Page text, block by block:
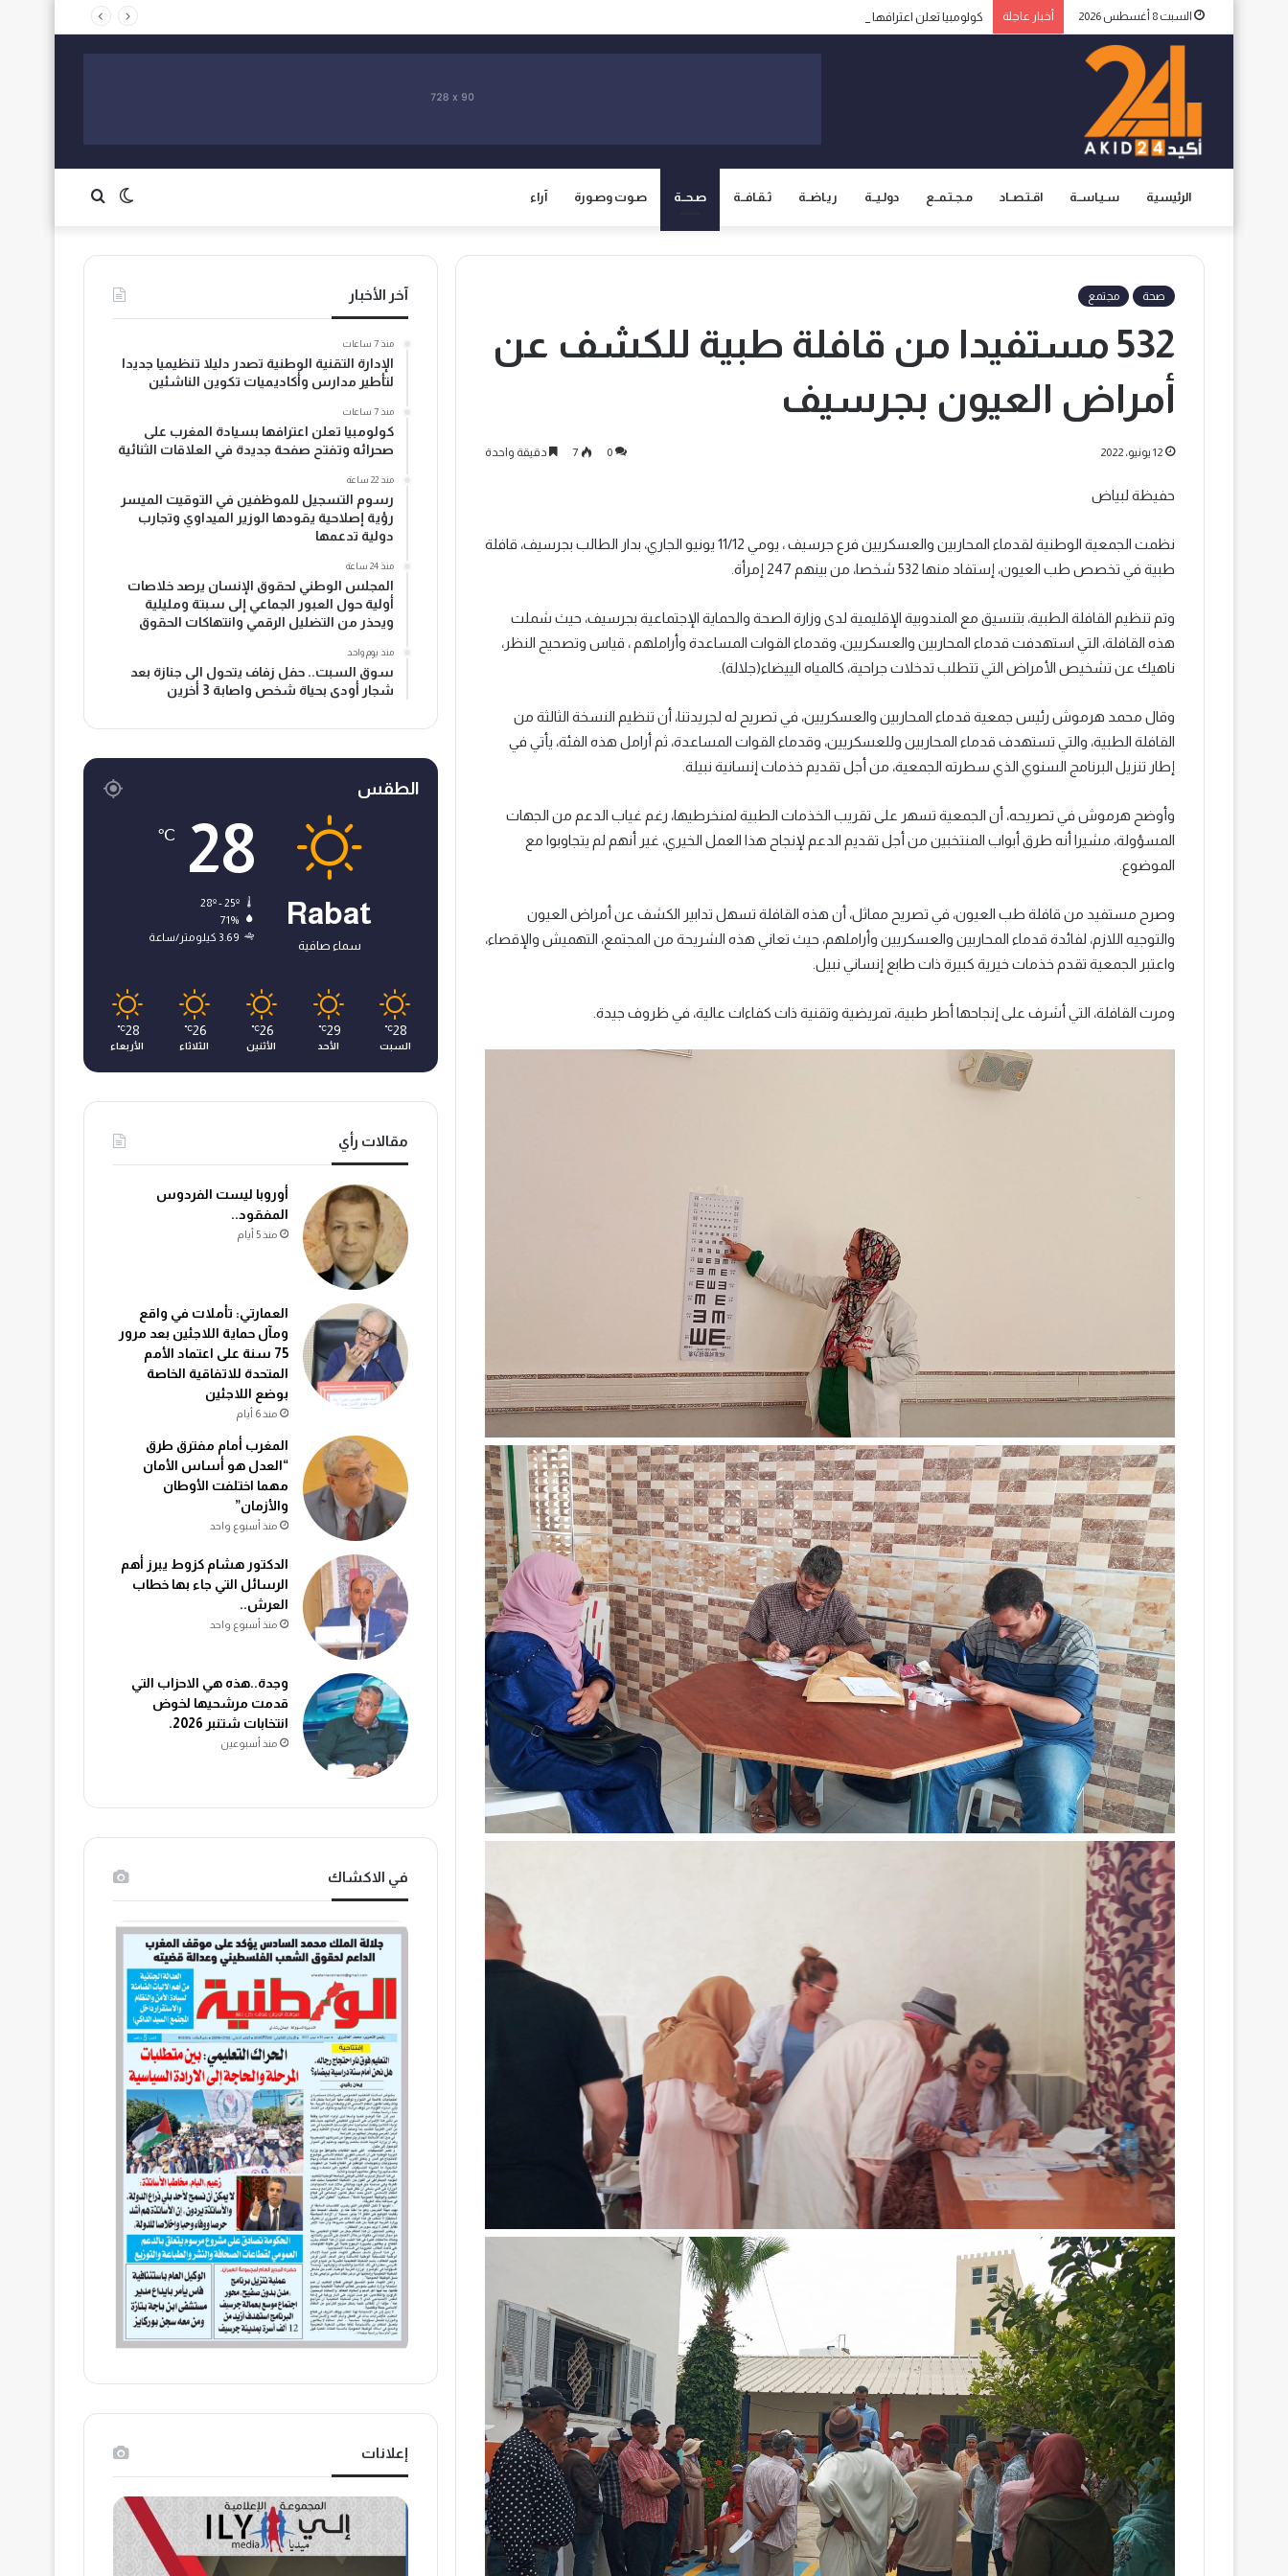
السبت 8 أغسطس 2026 أخبار عاجلة كولومبيا تعلن اعترافها بسيادة المغرب على صحرائه وتفتح صفحة جديدة في العلاقات الثنائية
الرئيسية سـيـاســة اقـتـصــاد مـجـتـمــع دولـيــة ريـاضــة ثـقـافــة صـحــة صـوت وصـورة آراء الوضع
المظلم
صحة مجتمع
532 مستفيدا من قافلة طبية للكشف عن
أمراض العيون بجرسيف
12 يونيو، 2022 0
7 دقيقة واحدة
حفيظة لبياض
نظمت الجمعية الوطنية لقدماء المحاربين والعسكريين فرع جرسيف ، يومي 11/12 يونيو الجاري، بدار الطالب بجرسيف، قافلة
طبية في تخصص طب العيون، إستفاد منها 532 شخصا، من بينهم 247 إمرأة.
وتم تنظيم القافلة الطبية، بتنسيق مع المندوبية الإقليمية لدى وزارة الصحة والحماية الإجتماعية بجرسيف، حيث شملت
هذه القافلة، التي استهدفت قدماء المحاربين والعسكريين، وقدماء القوات المساعدة وأراملهم ، قياس وتصحيح النظر،
ناهيك عن تشخيص الأمراض التي تتطلب تدخلات جراحية، كالمياه الييضاء(جلالة).
وقال محمد هرموش رئيس جمعية قدماء المحاربين والعسكريين، في تصريح له لجريدتنا، أن تنظيم النسخة الثالثة من
القافلة الطبية، والتي تستهدف قدماء المحاربين وللعسكريين، وقدماء القوات المساعدة، ثم أرامل هذه الفئة، يأتي في
إطار تنزيل البرنامج السنوي الذي سطرته الجمعية، من أجل تقديم خذمات إنسانية نبيلة.
وأوضح هرموش في تصريحه، أن الجمعية تسهر على تقريب الخذمات الطبية لمنخرطيها، رغم غياب الدعم من الجهات
المسؤولة، مشيرا أنه طرق أبواب المنتخبين من أجل تقديم الدعم لإنجاح هذا العمل الخيري، غير أنهم لم يتجاوبوا مع
الموضوع.
وصرح مستفيد من قافلة طب العيون، في تصريح مماثل، أن هذه القافلة تسهل تدابير الكشف عن أمراض العيون
والتوجيه اللازم، لفائدة قدماء المحاربين والعسكريين وأراملهم، حيث تعاني هذه الشريحة من المجتمع، التهميش والإقصاء،
واعتبر الجمعية تقدم خذمات خيرية كبيرة ذات طابع إنساني نبيل.
ومرت القافلة، التي أشرف على إنجاحها أطر طبية، تمريضية وتقنية ذات كفاءات عالية، في ظروف جيدة.
آخر الأخبار
منذ 7 ساعات
الإدارة التقنية الوطنية تصدر دليلا تنظيميا جديدا
لتأطير مدارس وأكاديميات تكوين الناشئين
منذ 7 ساعات
كولومبيا تعلن اعترافها بسيادة المغرب على
صحرائه وتفتح صفحة جديدة في العلاقات الثنائية
منذ 22 ساعة
رسوم التسجيل للموظفين في التوقيت الميسر
رؤية إصلاحية يقودها الوزير الميداوي وتجارب
دولية تدعمها
منذ 24 ساعة
المجلس الوطني لحقوق الإنسان يرصد خلاصات
أولية حول العبور الجماعي إلى سبتة ومليلية
ويحذر من التضليل الرقمي وانتهاكات الحقوق
منذ يوم واحد
سوق السبت.. حفل زفاف يتحول الى جنازة بعد
شجار أودى بحياة شخص واصابة 3 أخرين
الطقس
Rabat
سماء صافية
28
℃
71%
3.69 كيلومتر/ساعة
28
℃
السبت
29
℃
الأحد
26
℃
الأثنين
26
℃
الثلاثاء
28
℃
الأربعاء
مقالات رأي
أوروبا ليست الفردوس
المفقود..
منذ 5 أيام
العمارتي: تأملات في واقع
ومآل حماية اللاجئين بعد مرور
75 سنة على اعتماد الأمم
المتحدة للاتفاقية الخاصة
بوضع اللاجئين
منذ 6 أيام
المغرب أمام مفترق طرق
“العدل هو أساس الأمان
مهما اختلفت الأوطان
والأزمان”
منذ أسبوع واحد
الدكتور هشام كزوط يبرز أهم
الرسائل التي جاء بها خطاب
العرش..
منذ أسبوع واحد
وجدة..هذه هي الاحزاب التي
قدمت مرشحيها لخوض
انتخابات شتنبر 2026.
منذ أسبوعين
في الاكشاك
إعلانات